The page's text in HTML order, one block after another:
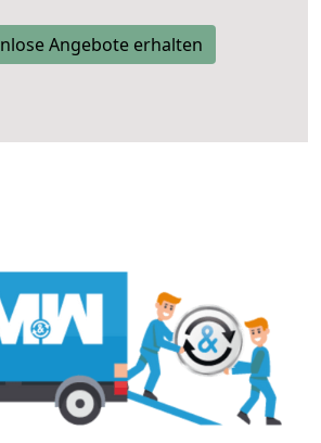
Angebote erhalten